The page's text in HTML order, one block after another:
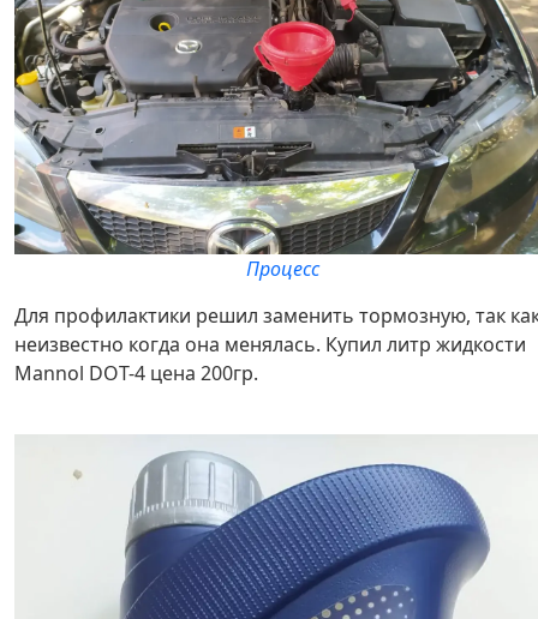
Процесс
Для профилактики решил заменить тормозную, так
неизвестно когда она менялась. Купил литр жидкости
Mannol DOT-4 цена 200гр.